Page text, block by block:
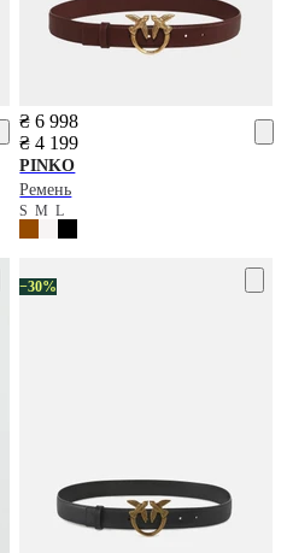
₴ 6 998
₴ 4 199
PINKO
Ремень
SML
−30%